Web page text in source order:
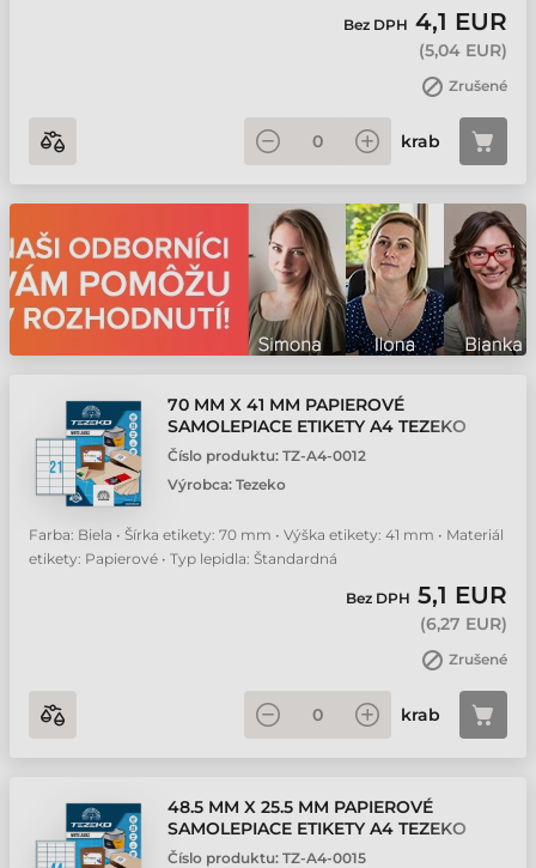
Bez DPH 4,1 EUR
(5,04 EUR)
Zrušené
krab
70 MM X 41 MM PAPIEROVÉ
SAMOLEPIACE ETIKETY A4 TEZEKO
BIELA 100 HÁRKOV/BALENIE
Číslo produktu: TZ-A4-0012
Výrobca: Tezeko
Farba: Biela • Šírka etikety: 70 mm • Výška etikety: 41 mm • Materiál
etikety: Papierové • Typ lepidla: Štandardná
Bez DPH 5,1 EUR
(6,27 EUR)
Zrušené
krab
48.5 MM X 25.5 MM PAPIEROVÉ
SAMOLEPIACE ETIKETY A4 TEZEKO
BIELA 100 HÁRKOV/BALENIE
Číslo produktu: TZ-A4-0015